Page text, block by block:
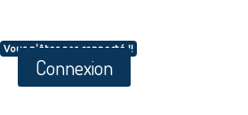
Vous n'êtes pas connecté !!
Connexion